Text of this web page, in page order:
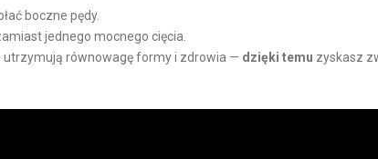
boczne pędy.
jednego mocnego cięcia.
utrzymują równowagę formy i zdrowia — dzięki temu zyskasz